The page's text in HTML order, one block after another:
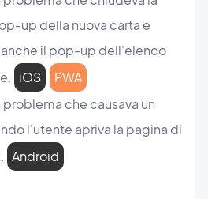
up della nuova carta e
il pop-up dell'elenco
iOS
PWA
problema che causava un
l'utente apriva la pagina di
Android